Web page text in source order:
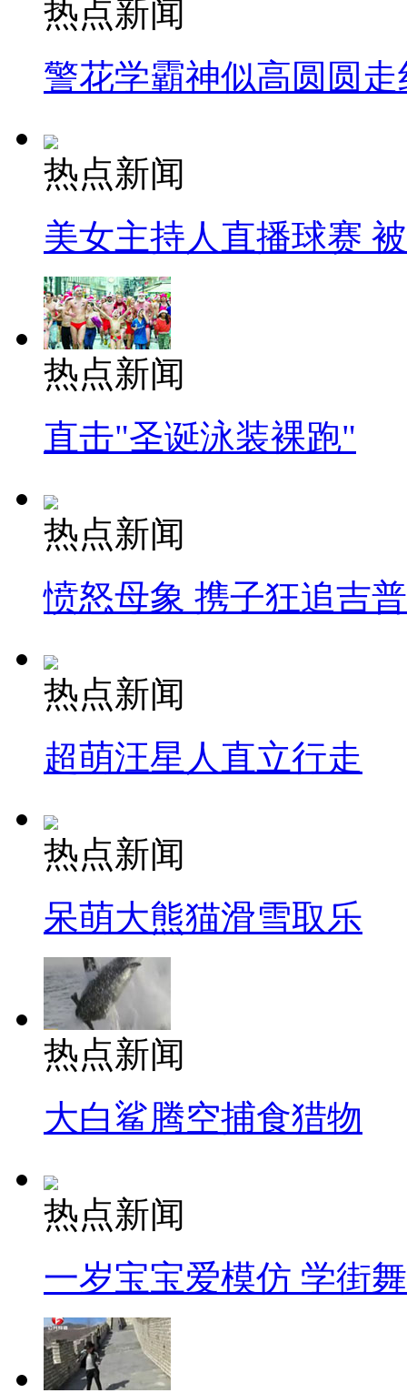
热点新闻
警花学霸神似高圆圆走
热点新闻
美女主持人直播球赛
热点新闻
直击"圣诞泳装裸跑"
热点新闻
愤怒母象 携子狂追吉
热点新闻
超萌汪星人直立行走
热点新闻
呆萌大熊猫滑雪取乐
热点新闻
大白鲨腾空捕食猎物
热点新闻
一岁宝宝爱模仿 学街